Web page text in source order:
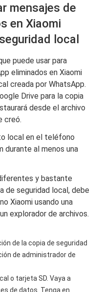
mensajes de
en Xiaomi
local
puede usar para
eliminados en Xiaomi
creada por WhatsApp.
Drive para la copia
desde el archivo
creó.
local en el teléfono
durante al menos una
y bastante
de seguridad local, debe
Xiaomi usando una
explorador de archivos.
de la copia de seguridad
de administrador de
o tarjeta SD. Vaya a
de datos. Tenga en